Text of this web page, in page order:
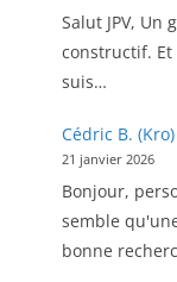
Salut JPV,
constructif.
suis…
Cédric B. (Kro)
21 janvier 2026
Bonjour,
semble
bonne